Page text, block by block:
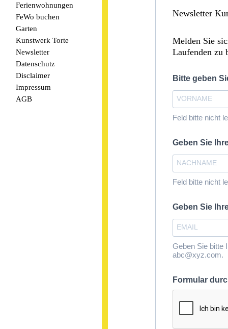
Ferienwohnungen
FeWo buchen
Garten
Kunstwerk Torte
Newsletter
Datenschutz
Disclaimer
Impressum
AGB
Newsletter
Melden Sie
Laufenden zu
Bitte geben
Feld bitte nicht
Geben Sie
Feld bitte nicht
Geben Sie
Geben Sie bitte
abc@xyz.com.
Formular